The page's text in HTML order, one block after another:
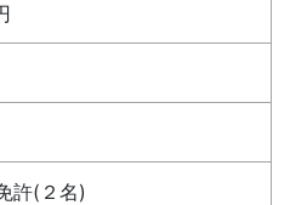
許(２名)